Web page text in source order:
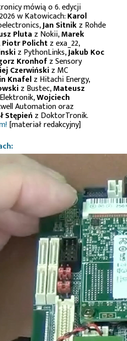
mówią o 6. edycji
w Katowicach:Karol
Jan Sitnikz Rohde
Pluta z Nokii,Marek
Piotr Polichtz exa_22,
z PythonLinks,Jakub Koc
Kronhofz Sensory
Czerwińskiz MC
Knafelz Hitachi Energy,
z Bustec,Mateusz
Wojciech
Automation oraz
Stępień z DoktorTronik.
[materiał redakcyjny]